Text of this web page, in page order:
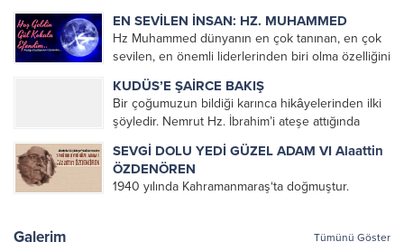
kitabını okuyarak tanımıştım. Çok hoşuma giden
bu denemeleri altlarını çizerek defalarca
okuduğum bir kitap olmuştu. Üniversite yıllarımda
da kendisini okumaya devam...
EN SEVİLEN İNSAN: HZ. MUHAMMED
Hz Muhammed dünyanın en çok tanınan, en çok
sevilen, en önemli liderlerinden biri olma özelliğini
100 veya orijinal ismiyle The 100: A Ranking of
the Most...
KUDÜS’E ŞAİRCE BAKIŞ
Bir çoğumuzun bildiği karınca hikâyelerinden ilki
şöyledir. Nemrut Hz. İbrahim’i ateşe attığında
gider. Karıncayı görenler bir damla suyla ateş mi
söner diye dalga...
SEVGİ DOLU YEDİ GÜZEL ADAM VI Alaattin
ÖZDENÖREN
1940 yılında Kahramanmaraş‘ta doğmuştur.
Galerim Tümünü Göster